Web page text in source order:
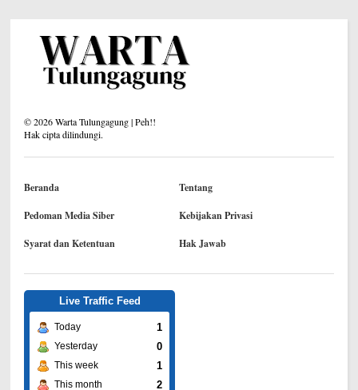
©2026Warta Tulungagung | Peh!!
Hak cipta dilindungi.
Beranda Tentang
Pedoman Media Siber Kebijakan Privasi
Syarat dan Ketentuan Hak Jawab
Live Traffic Feed
Today 1
Yesterday 0
This week 1
This month 2